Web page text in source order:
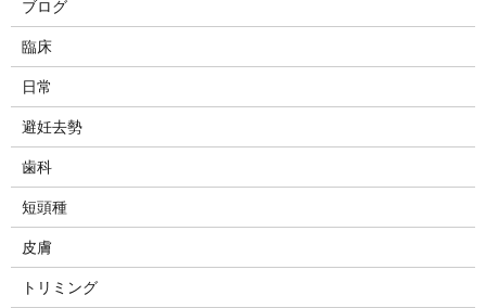
ブログ
臨床
日常
避妊去勢
歯科
短頭種
皮膚
トリミング